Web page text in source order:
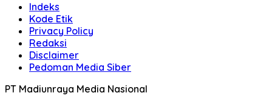
Indeks
Kode Etik
Privacy Policy
Redaksi
Disclaimer
Pedoman Media Siber
PT Madiunraya Media Nasional